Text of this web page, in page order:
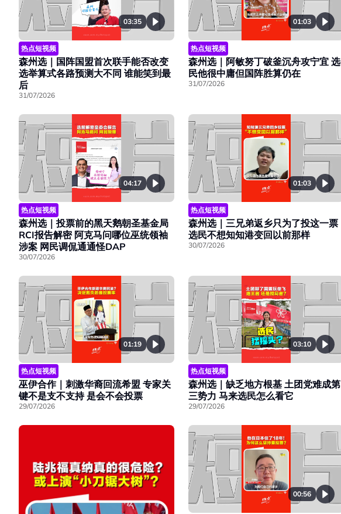
03:35
热点短视频
森州选｜国阵国盟首次联手能否改变
选举算式各路预测大不同 谁能笑到最
后
31/07/2026
01:03
热点短视频
森州选｜阿敏努丁破釜沉舟攻宁宜 选
民他很中庸但国阵胜算仍在
31/07/2026
04:17
热点短视频
森州选｜投票前的黑天鹅朝圣基金局
RCI报告解密 阿克马问哪位巫统领袖
涉案 网民调侃通通怪DAP
30/07/2026
01:03
热点短视频
森州选｜三兄弟返乡只为了投这一票
选民不想知知港变回以前那样
30/07/2026
01:19
热点短视频
巫伊合作｜刺激华裔回流希盟 专家关
键不是支不支持 是会不会投票
29/07/2026
03:10
热点短视频
森州选｜缺乏地方根基 土团党难成第
三势力 马来选民怎么看它
29/07/2026
00:56